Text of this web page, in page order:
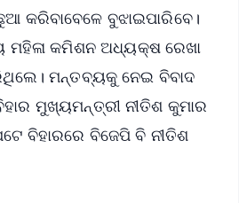
କରିବାବେଳେ ବୁଝାଇପାରିବେ।
ମହିଳା କମିଶନ ଅଧ୍ୟକ୍ଷ ରେଖା
ମନ୍ତବ୍ୟକୁ ନେଇ ବିବାଦ
ମୁଖ୍ୟମନ୍ତ୍ରୀ ନୀତିଶ କୁମାର
ବିହାରରେ ବିଜେପି ବି ନୀତିଶ